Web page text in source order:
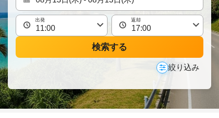
出発 返却
検索する
絞り込み